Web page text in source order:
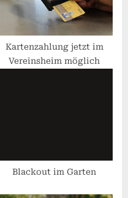
Kartenzahlung jetzt im
Vereinsheim möglich
Blackout im Garten